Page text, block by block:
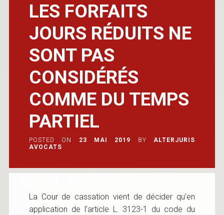
LES FORFAITS
JOURS RÉDUITS NE
SONT PAS
CONSIDÉRÉS
COMME DU TEMPS
PARTIEL
POSTED ON 23 MAI 2019 BY
ALTERJURIS
AVOCATS
La Cour de cassation vient de décider qu’en
application de l’article L. 3123-1 du code du